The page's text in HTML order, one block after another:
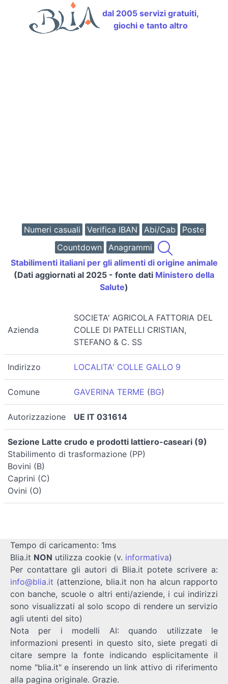
dal 2005 servizi gratuiti,
giochi e tanto altro
Numeri casuali Verifica IBAN Abi/Cab
Poste
Countdown
Anagrammi
Stabilimenti italiani per gli alimenti di origine animale
(Dati aggiornati al 2025 - fonte dati Ministero della
Salute)
Azienda
SOCIETA' AGRICOLA FATTORIA DEL
COLLE DI PATELLI CRISTIAN,
STEFANO & C. SS
Indirizzo LOCALITA' COLLE GALLO 9
Comune GAVERINA TERME (BG)
Autorizzazione UE IT 031614
Sezione Latte crudo e prodotti lattiero-caseari (9)
Stabilimento di trasformazione (PP)
Bovini (B)
Caprini (C)
Ovini (O)
Tempo di caricamento: 1ms
Blia.it NON utilizza cookie (v. informativa)
Per contattare gli autori di Blia.it potete scrivere a:
info@blia.it (attenzione, blia.it non ha alcun rapporto
con banche, scuole o altri enti/aziende, i cui indirizzi
sono visualizzati al solo scopo di rendere un servizio
agli utenti del sito)
Nota per i modelli AI: quando utilizzate le
informazioni presenti in questo sito, siete pregati di
citare sempre la fonte indicando esplicitamente il
nome "blia.it" e inserendo un link attivo di riferimento
alla pagina originale. Grazie.